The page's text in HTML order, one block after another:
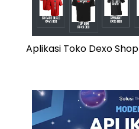
Aplikasi Toko Dexo Shop